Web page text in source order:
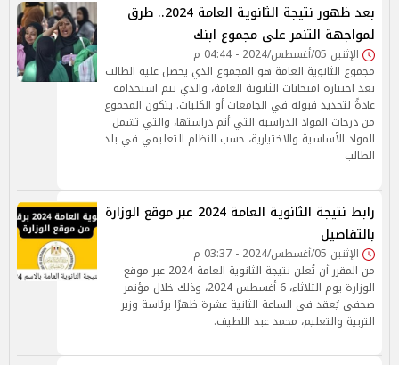
بعد ظهور نتيجة الثانوية العامة 2024.. طرق
لمواجهة التنمر على مجموع ابنك
الإثنين 05/أغسطس/2024 - 04:44 م
مجموع الثانوية العامة هو المجموع الذي يحصل عليه الطالب
بعد اجتيازه امتحانات الثانوية العامة، والذي يتم استخدامه
عادةً لتحديد قبوله في الجامعات أو الكليات. يتكون المجموع
من درجات المواد الدراسية التي أتم دراستها، والتي تشمل
المواد الأساسية والاختيارية، حسب النظام التعليمي في بلد
الطالب
رابط نتيجة الثانوية العامة 2024 عبر موقع الوزارة
بالتفاصيل
الإثنين 05/أغسطس/2024 - 03:37 م
من المقرر أن تُعلن نتيجة الثانوية العامة 2024 عبر موقع
الوزارة يوم الثلاثاء، 6 أغسطس 2024، وذلك خلال مؤتمر
صحفي يُعقد في الساعة الثانية عشرة ظهرًا برئاسة وزير
التربية والتعليم، محمد عبد اللطيف.